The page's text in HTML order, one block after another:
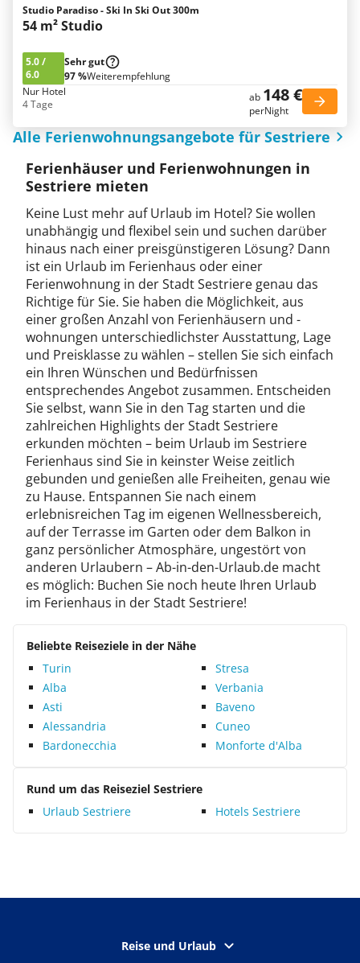
Studio Paradiso - Ski In Ski Out 300m
54 m² Studio
5.0/
6.0
Sehr gut
97 %Weiterempfehlung
Nur Hotel
4 Tage
ab 148 €
perNight
Alle Ferienwohnungsangebote für Sestriere
Ferienhäuser und Ferienwohnungen in
Sestriere mieten
Keine Lust mehr auf Urlaub im Hotel? Sie wollen
unabhängig und flexibel sein und suchen darüber
hinaus nach einer preisgünstigeren Lösung? Dann
ist ein Urlaub im Ferienhaus oder einer
Ferienwohnung in der Stadt Sestriere genau das
Richtige für Sie. Sie haben die Möglichkeit, aus
einer großen Anzahl von Ferienhäusern und -
wohnungen unterschiedlichster Ausstattung, Lage
und Preisklasse zu wählen – stellen Sie sich einfach
ein Ihren Wünschen und Bedürfnissen
entsprechendes Angebot zusammen. Entscheiden
Sie selbst, wann Sie in den Tag starten und die
zahlreichen Highlights der Stadt Sestriere
erkunden möchten – beim Urlaub im Sestriere
Ferienhaus sind Sie in keinster Weise zeitlich
gebunden und genießen alle Freiheiten, genau wie
zu Hause. Entspannen Sie nach einem
erlebnisreichen Tag im eigenen Wellnessbereich,
auf der Terrasse im Garten oder dem Balkon in
ganz persönlicher Atmosphäre, ungestört von
anderen Urlaubern – Ab-in-den-Urlaub.de macht
es möglich: Buchen Sie noch heute Ihren Urlaub
im Ferienhaus in der Stadt Sestriere!
Beliebte Reiseziele in der Nähe
Turin
Stresa
Alba
Verbania
Asti
Baveno
Alessandria
Cuneo
Bardonecchia
Monforte d'Alba
Rund um das Reiseziel Sestriere
Urlaub Sestriere
Hotels Sestriere
Reise und Urlaub